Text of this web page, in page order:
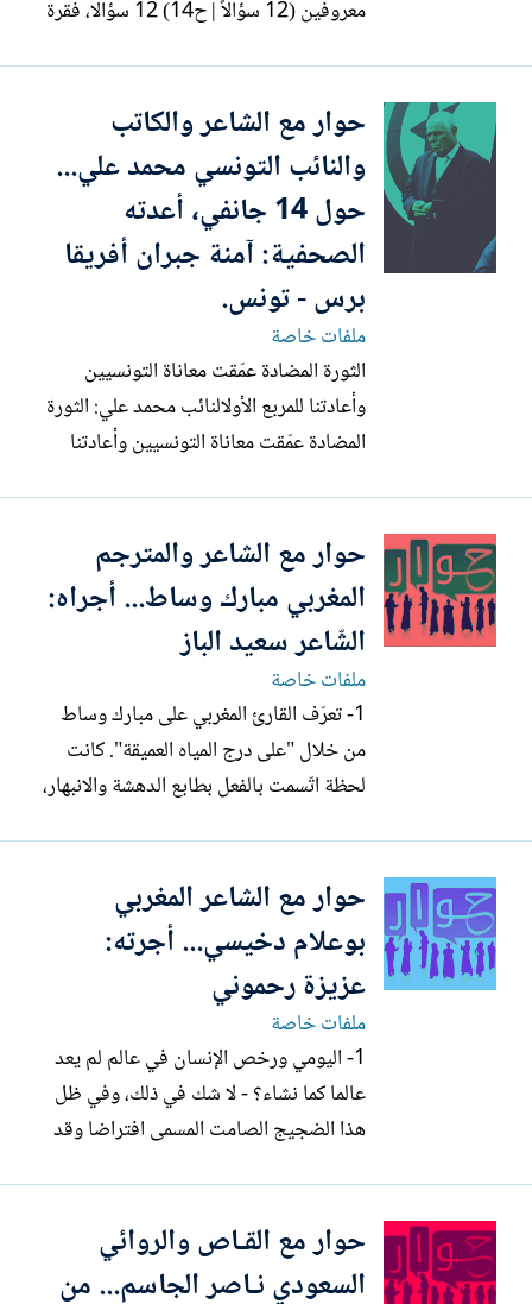
معروفين (12 سؤالاً | ح14) 12 سؤالا، فقرة
التعرف عن قرب، على مبدعين وكتاب وقراء،
عبر نقل آرائهم وانطباعاتهم حول مجموعة
من الكتب...
حوار مع الشاعر والكاتب
والنائب التونسي محمد علي...
حول 14 جانفي، أعدته
الصحفية: آمنة جبران أفريقا
برس - تونس.
ملفات خاصة
الثورة المضادة عمّقت معاناة التونسيين
وأعادتنا للمربع الأولالنائب محمد علي: الثورة
المضادة عمّقت معاناة التونسيين وأعادتنا
ثورة يناير في تونس والتي تمكنت من
الإطاحة بنظام بن علي، وأحيت الآمال في
بناء دولة قائمة...
حوار مع الشاعر والمترجم
المغربي مبارك وساط... أجراه:
الشّاعر سعيد الباز
ملفات خاصة
1- تعرّف القارئ المغربي على مبارك وساط
من خلال "على درج المياه العميقة". كانت
لحظة اتّسمت بالفعل بطابع الدهشة والانبهار،
ووضعت لها مكانها الخاص في خريطة الشعر
المغربي. كيف كانت البدايات التي أسست
ل"على درج المياه...
حوار مع الشاعر المغربي
بوعلام دخيسي... أجرته:
عزيزة رحموني
ملفات خاصة
1- اليومي ورخص الإنسان في عالم لم يعد
عالما كما نشاء؟ - لا شك في ذلك، وفي ظل
هذا الضجيج الصامت المسمى افتراضا وقد
السدرة الدنيا.. قلتُ في ظل ذلك، تكون
الكتابة دواءً وضرورة نواجه بها هذا الكم
حوار مع القـاص والروائي
السعودي نـاصر الجاسم... من